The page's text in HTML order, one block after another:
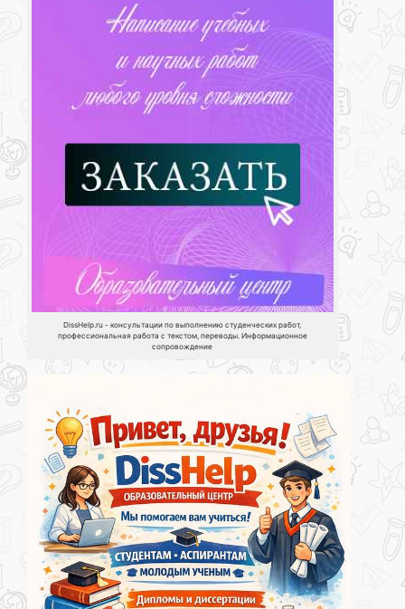
DissHelp.ru - консультации по выполнению студенческих работ,
профессиональная работа с текстом, переводы. Информационное
сопровождение